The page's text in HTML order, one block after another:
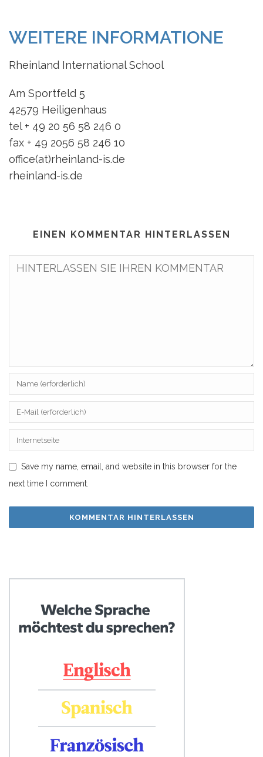
WEITERE INFORMATIONE
Rheinland International School
Am Sportfeld 5
42579 Heiligenhaus
tel + 49 20 56 58 246 0
fax + 49 2056 58 246 10
office(at)rheinland-is.de
rheinland-is.de
EINEN KOMMENTAR HINTERLASSEN
Save my name, email, and website in this browser for the
next time I comment.